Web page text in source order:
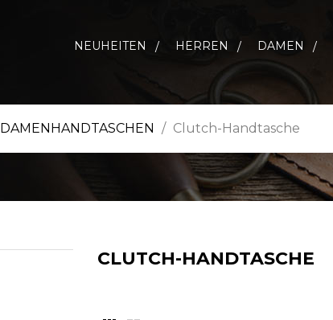
NEUHEITEN HERREN DAMEN
DAMENHANDTASCHEN Clutch-Handtasche
CLUTCH-HANDTASCHE